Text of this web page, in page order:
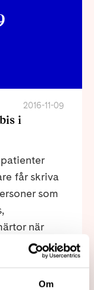
Om
2016-11-09
i
får skriva
som
när
samt
som